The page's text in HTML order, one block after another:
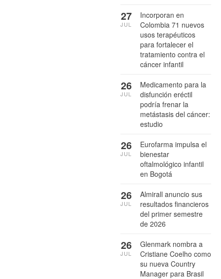
Incorporan en
Colombia 71 nuevos
usos terapéuticos
para fortalecer el
tratamiento contra el
cáncer infantil
27
JUL
Medicamento para la
disfunción eréctil
podría frenar la
metástasis del cáncer:
estudio
26
JUL
Eurofarma impulsa el
bienestar
oftalmológico infantil
en Bogotá
26
JUL
Almirall anuncio sus
resultados financieros
del primer semestre
de 2026
26
JUL
Glenmark nombra a
Cristiane Coelho como
su nueva Country
Manager para Brasil
26
JUL